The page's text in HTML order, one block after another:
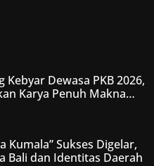
Dewasa PKB 2026,
Karya Penuh Makna
Kumala” Sukses Digelar,
Bali dan Identitas Daerah